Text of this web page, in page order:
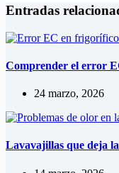
Entradas
Comprender el error
24 marzo, 2026
Lavavajillas que deja